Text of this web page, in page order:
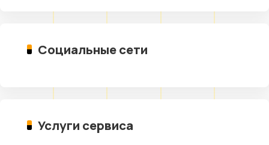
Социальные сети
Услуги сервиса